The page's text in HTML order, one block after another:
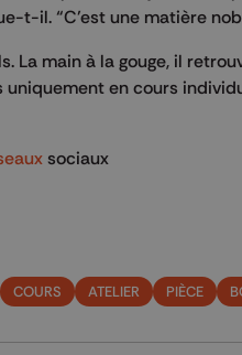
t-il. “C’est une matière
La main à la gouge, il
en cours
sociaux
COURS ATELIER PIÈCE